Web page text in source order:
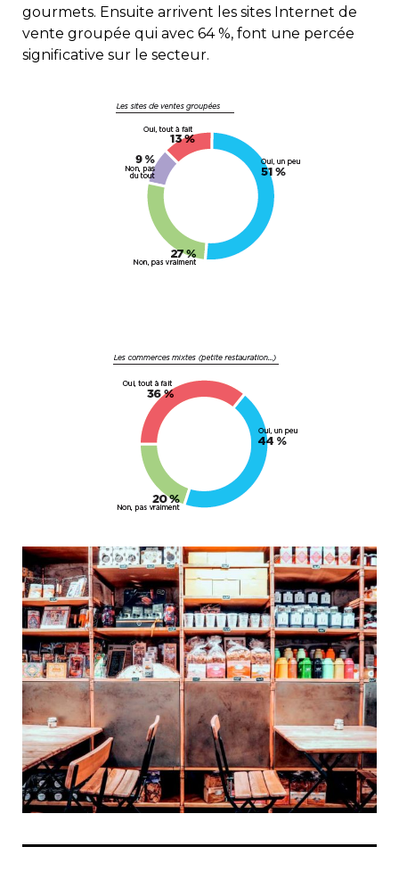
gourmets. Ensuite arrivent les sites Internet de
vente groupée qui avec 64 %, font une percée
significative sur le secteur.